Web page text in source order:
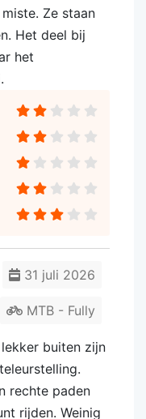
Ze staan
Het deel bij
het
31 juli 2026
MTB - Fully
buiten zijn
rechte paden
rijden. Weinig